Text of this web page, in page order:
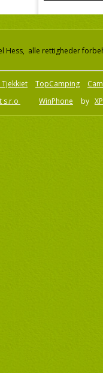
Hess, alle rettigheder
Tjekkiet TopCamping
s.r.o WinPhone by